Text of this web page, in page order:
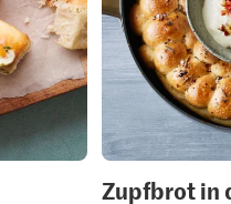
Zupfbrot in